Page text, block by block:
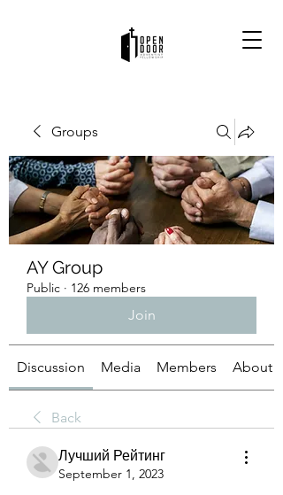
Groups
AY Group
Public · 126 members
Join
Discussion Media Members About
Back
Лучший Рейтинг
September 1, 2023